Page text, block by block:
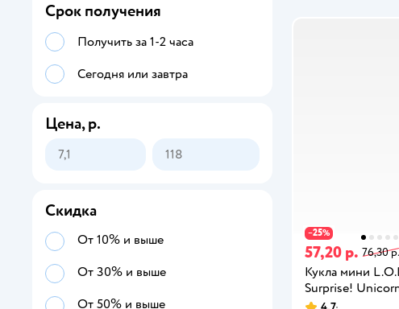
−25%
57,20 р. 76,30 р.
Кукла мини
Surprise!
Срок получения
Получить за 1-2 часа
Сегодня или завтра
Цена, р.
Скидка
От 10% и выше
От 30% и выше
От 50% и выше